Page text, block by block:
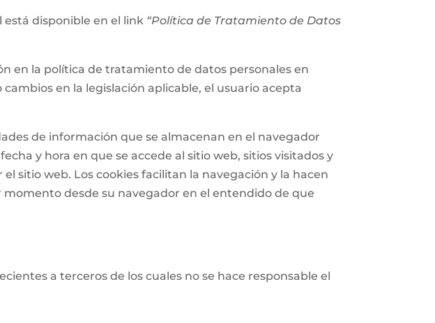
está disponible en el link “Política de Tratamiento de Datos
en la política de tratamiento de datos personales en
en la legislación aplicable, el usuario acepta
de información que se almacenan en el navegador
y hora en que se accede al sitio web, sitios visitados y
sitio web. Los cookies facilitan la navegación y la hacen
desde su navegador en el entendido de que
a terceros de los cuales no se hace responsable el